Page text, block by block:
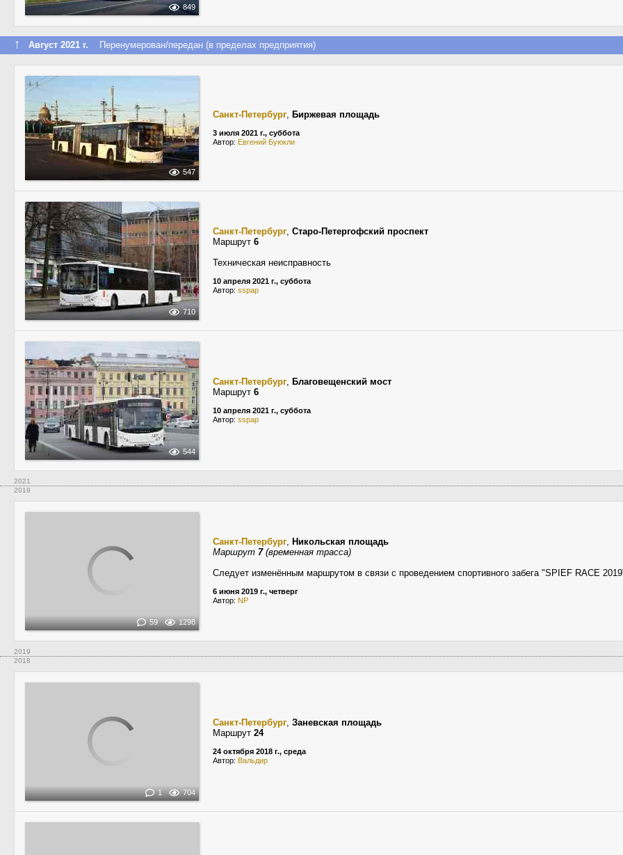
849
↑ Август 2021 г. Перенумерован/передан (в пределах предприятия)
547
Санкт-Петербург, Биржевая площадь
3 июля 2021 г., суббота
Автор: Евгений Буюкли
710
Санкт-Петербург, Старо-Петергофский проспект
Маршрут 6
Техническая неисправность
10 апреля 2021 г., суббота
Автор: sspap
544
Санкт-Петербург, Благовещенский мост
Маршрут 6
10 апреля 2021 г., суббота
Автор: sspap
2021
2019
59 1298
Санкт-Петербург, Никольская площадь
Маршрут 7(временная трасса)
Следует изменённым маршрутом в связи с проведением спортивного забега "SPIEF RACE
6 июня 2019 г., четверг
Автор: NP
2019
2018
1 704
Санкт-Петербург, Заневская площадь
Маршрут 24
24 октября 2018 г., среда
Автор: Вальдир